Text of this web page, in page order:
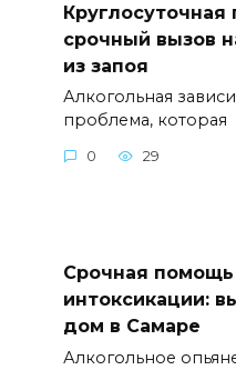
срочный вызов
из запоя
Алкогольная
проблема, которая
0 29
Срочная помощь
интоксикации:
дом в Самаре
Алкогольное